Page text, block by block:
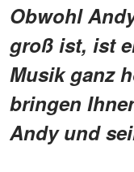
Obwohl
groß ist, ist
Musik ganz
bringen
Andy und